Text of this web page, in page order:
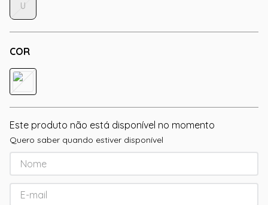
COR
U
Este produto não está disponível no momento
Quero saber quando estiver disponível